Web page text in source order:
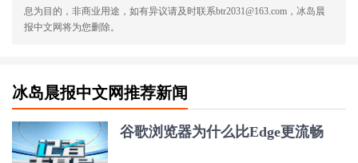
息为目的，非商业用途，如有异议请及时联系btr2031@163.com，冰岛晨
报中文网将为您删除。
冰岛晨报中文网推荐新闻
谷歌浏览器为什么比Edge更流畅